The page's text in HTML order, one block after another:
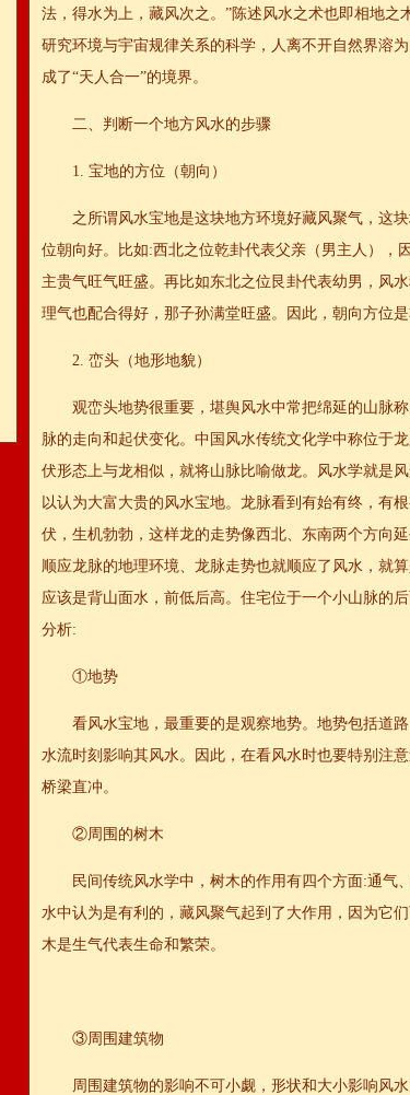
法，得水为上，藏风次之。”陈述风水之术也即相地之
研究环境与宇宙规律关系的科学，人离不开自然界溶
成了“天人合一”的境界。
二、判断一个地方风水的步骤
1. 宝地的方位（朝向）
之所谓风水宝地是这块地方环境好藏风聚气，这
位朝向好。比如:西北之位乾卦代表父亲（男主人），
主贵气旺气旺盛。再比如东北之位艮卦代表幼男，风
理气也配合得好，那子孙满堂旺盛。因此，朝向方位是
2. 峦头（地形地貌）
观峦头地势很重要，堪舆风水中常把绵延的山脉
脉的走向和起伏变化。中国风水传统文化学中称位于
伏形态上与龙相似，就将山脉比喻做龙。风水学就是
以认为大富大贵的风水宝地。龙脉看到有始有终，有
伏，生机勃勃，这样龙的走势像西北、东南两个方向
顺应龙脉的地理环境、龙脉走势也就顺应了风水，就
应该是背山面水，前低后高。住宅位于一个小山脉的
分析:
①地势
看风水宝地，最重要的是观察地势。地势包括道
水流时刻影响其风水。因此，在看风水时也要特别注
桥梁直冲。
②周围的树木
民间传统风水学中，树木的作用有四个方面:通气
水中认为是有利的，藏风聚气起到了大作用，因为它
木是生气代表生命和繁荣。
③周围建筑物
周围建筑物的影响不可小觑，形状和大小影响风